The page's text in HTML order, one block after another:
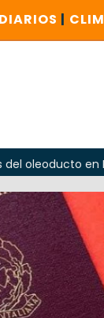
|
en Punta